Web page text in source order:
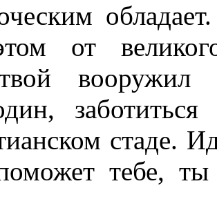
от
вооружил
стаде.
тебе,